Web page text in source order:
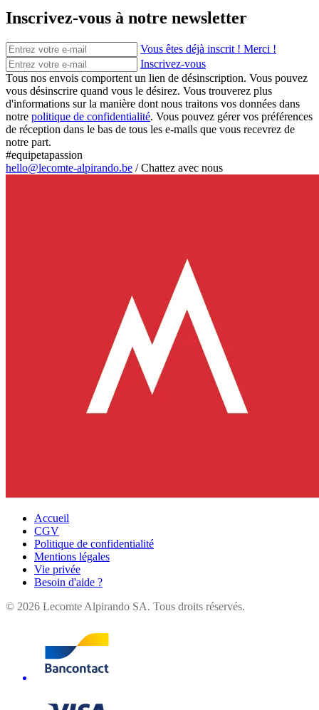
Inscrivez-vous à notre newsletter
Vous êtes déjà inscrit ! Merci !
Inscrivez-vous
Tous nos envois comportent un lien de désinscription. Vous pouvez
vous désinscrire quand vous le désirez. Vous trouverez plus
d'informations sur la manière dont nous traitons vos données dans
notre politique de confidentialité. Vous pouvez gérer vos préférences
de réception dans le bas de tous les e-mails que vous recevrez de
notre part.
#equipetapassion
hello@lecomte-alpirando.be /Chattez avec nous
Accueil
CGV
Politique de confidentialité
Mentions légales
Vie privée
Besoin d'aide ?
© 2026 Lecomte Alpirando SA. Tous droits réservés.